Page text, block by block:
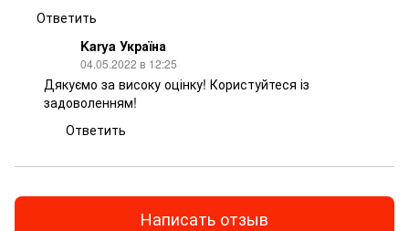
Ответить
Karya Україна
04.05.2022 в 12:25
Дякуємо за високу оцінку! Користуйтеся із
задоволенням!
Ответить
Написать отзыв